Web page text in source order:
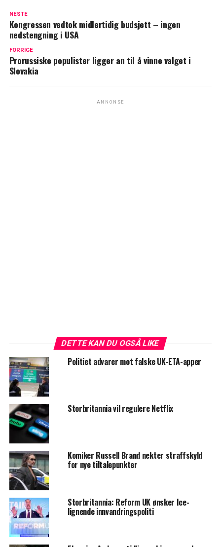
NESTE
Kongressen vedtok midlertidig budsjett – ingen
nedstengning i USA
FORRIGE
Prorussiske populister ligger an til å vinne valget i
Slovakia
ANNONSE
DETTE KAN DU OGSÅ LIKE
Politiet advarer mot falske UK-ETA-apper
Storbritannia vil regulere Netflix
Komiker Russell Brand nekter straffskyld
for nye tiltalepunkter
Storbritannia: Reform UK ønsker Ice-
lignende innvandringspoliti